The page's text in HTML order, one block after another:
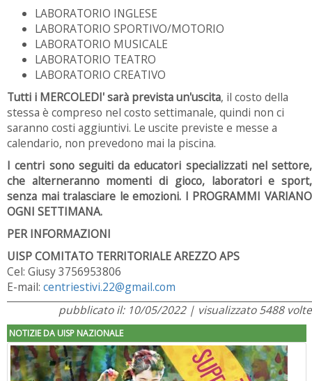
LABORATORIO INGLESE
LABORATORIO SPORTIVO/MOTORIO
LABORATORIO MUSICALE
LABORATORIO TEATRO
LABORATORIO CREATIVO
Tutti i MERCOLEDI' sarà prevista un'uscita, il costo della
stessa è compreso nel costo settimanale, quindi non ci
saranno costi aggiuntivi. Le uscite previste e messe a
calendario, non prevedono mai la piscina.
I centri sono seguiti da educatori specializzati nel settore,
che alterneranno momenti di gioco, laboratori e sport,
senza mai tralasciare le emozioni. I PROGRAMMI VARIANO
OGNI SETTIMANA.
PER INFORMAZIONI
UISP COMITATO TERRITORIALE AREZZO APS
Cel: Giusy 3756953806
E-mail: centriestivi.22@gmail.com
pubblicato il: 10/05/2022 | visualizzato 5488 volte
NOTIZIE DA UISP NAZIONALE